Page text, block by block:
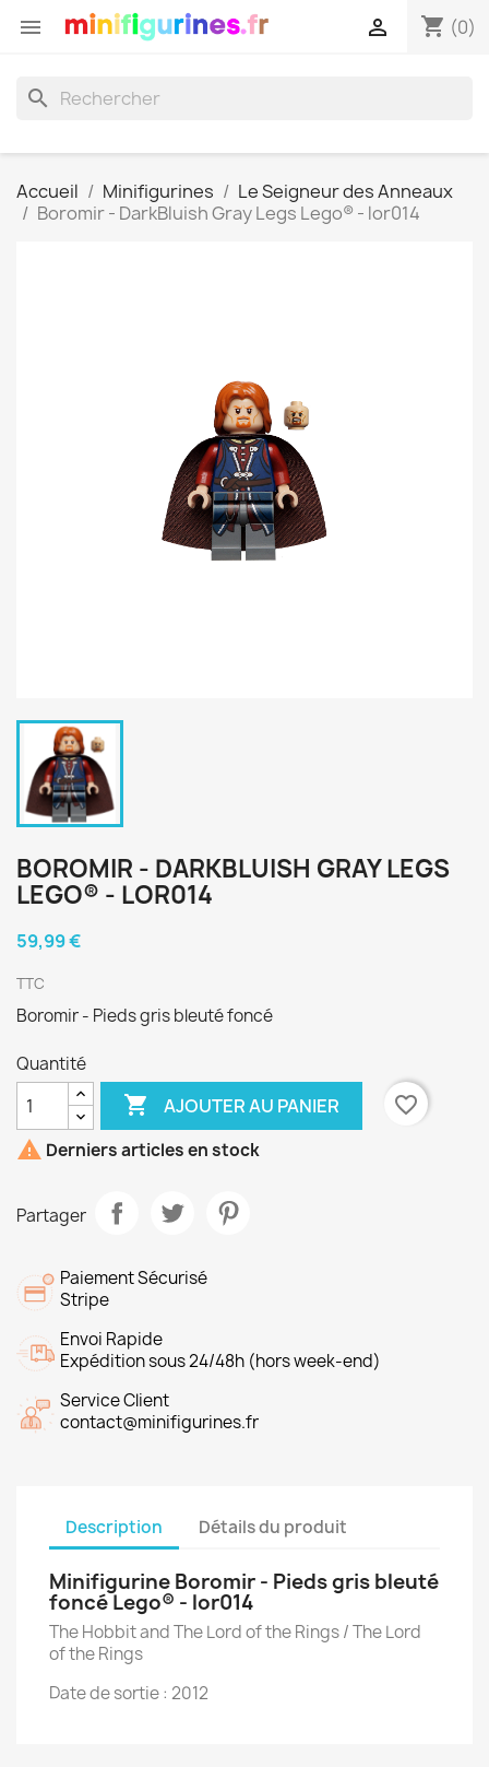
 shopping_cart (0)

search
Accueil Minifigurines
Le Seigneur des Anneaux
Boromir - DarkBluish Gray Legs Lego® - lor014
BOROMIR - DARKBLUISH GRAY LEGS
LEGO® - LOR014
59,99 €
TTC
Boromir - Pieds gris bleuté foncé
Quantité
 AJOUTER AU PANIER
favorite_border
 Derniers articles en stock
Partager
Paiement Sécurisé
Stripe
Envoi Rapide
Expédition sous 24/48h (hors week-end)
Service Client
contact@minifigurines.fr
Description Détails du produit
Minifigurine Boromir - Pieds gris bleuté
foncé Lego® - lor014
The Hobbit and The Lord of the Rings / The Lord
of the Rings
Date de sortie : 2012